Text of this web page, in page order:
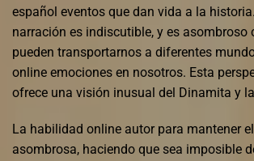
español eventos que dan vida a la
narración es indiscutible, y es asombroso
pueden transportarnos a diferentes
online​ emociones en nosotros. Esta
ofrece una visión inusual del Dinamita y
La habilidad online autor para mantener
asombrosa, haciendo que sea imposible